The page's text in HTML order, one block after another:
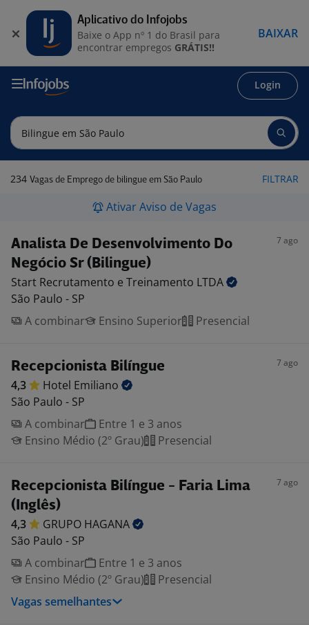
Login
234 Vagas de Emprego de bilingue em São Paulo FILTRAR
Ativar Aviso de Vagas
Analista De Desenvolvimento Do
Negócio Sr (Bilingue)
7 ago
Start Recrutamento e Treinamento LTDA
São Paulo - SP
A combinar
Ensino Superior Presencial
Recepcionista Bilíngue 7 ago
4,3 Hotel Emiliano
São Paulo - SP
A combinar
Entre 1 e 3 anos
Ensino Médio (2º Grau)
Presencial
Recepcionista Bilíngue - Faria Lima
(Inglês)
7 ago
4,3 GRUPO HAGANA
São Paulo - SP
A combinar
Entre 1 e 3 anos
Ensino Médio (2º Grau)
Presencial
Vagas semelhantes
Aplicativo do Infojobs
Baixe o App nº 1 do Brasil para
encontrar empregos GRÁTIS!!
BAIXAR